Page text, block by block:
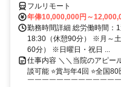
フルリモート
年俸10,000,000円～
勤務時間詳細 総労働時間：
18:30（休憩90分） ※月～
60分） ※日曜日・祝日 ...
仕事内容 ＼＼当院のアピー
談可能 ⭐賞与年4回 ⭐全国
￣￣￣￣￣￣￣￣￣￣￣￣